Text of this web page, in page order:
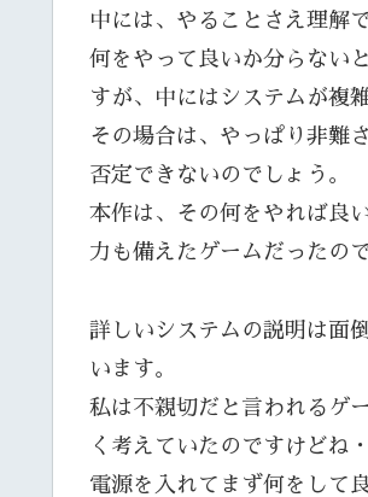
中には、やることさえ理解
何をやって良いか分らない
すが、中にはシステムが複
その場合は、やっぱり非難
否定できないのでしょう。
本作は、その何をやれば良
力も備えたゲームだったので
詳しいシステムの説明は面
います。
私は不親切だと言われるゲ
く考えていたのですけどね
電源を入れてまず何をして